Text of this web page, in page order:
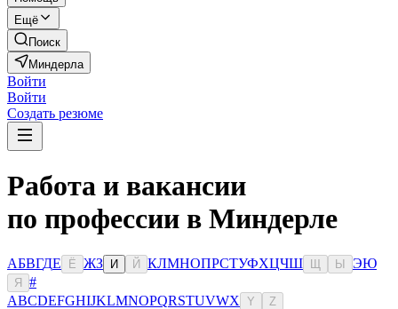
Ещё
Поиск
Миндерла
Войти
Войти
Создать резюме
Работа и вакансии
по профессии в Миндерле
АБВГДЕ Ё ЖЗ И Й КЛМНОПРСТУФХЦЧШ Ы ЭЮ
Я
#
ABCDEFGHIJKLMNOPQRSTUVWX Y Z